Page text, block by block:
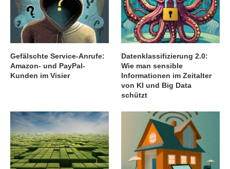
Gefälschte Service-Anrufe:
Amazon- und PayPal-
Kunden im Visier
Datenklassifizierung 2.0:
Wie man sensible
Informationen im Zeitalter
von KI und Big Data
schützt